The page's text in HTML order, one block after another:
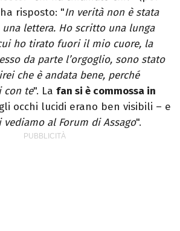
risposto: "In verità non è stata
una lettera. Ho scritto una lunga
ho tirato fuori il mio cuore, la
da parte l’orgoglio, sono stato
che è andata bene, perché
con te". La fan si è commossa in
occhi lucidi erano ben visibili – e
vediamo al Forum di Assago".